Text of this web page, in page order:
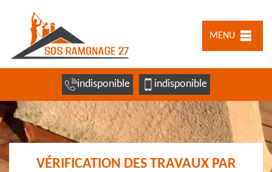
MENU
indisponible indisponible
VÉRIFICATION DES TRAVAUX PAR